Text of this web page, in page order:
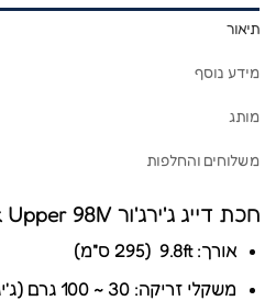
תיאור
מידע נוסף
מותג
משלוחים והחלפות
חכת דייג ג'ירג'ור jumprize Back Upper 98IV
אורך: 9.8ft (295 ס"מ)
משקלי זריקה: 30 ~ 100 גרם (ג'יג עד 180 גרם)